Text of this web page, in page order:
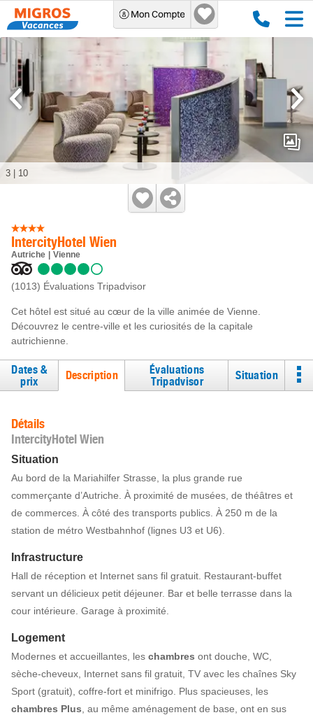
IntercityHotel Wien
Autriche Vienne
(1013) Évaluations Tripadvisor
Cet hôtel est situé au cœur de la ville animée de Vienne.
Découvrez le centre-ville et les curiosités de la capitale
autrichienne.
3 10
Dates &
prix
Description
Évaluations
Tripadvisor
Situation
Détails
IntercityHotel Wien
Situation
Au bord de la Mariahilfer Strasse, la plus grande rue
commerçante d’Autriche. À proximité de musées, de théâtres et
de commerces. À côté des transports publics. À 250 m de la
station de métro Westbahnhof (lignes U3 et U6).
Infrastructure
Hall de réception et Internet sans fil gratuit. Restaurant-buffet
servant un délicieux petit déjeuner. Bar et belle terrasse dans la
cour intérieure. Garage à proximité.
Logement
Modernes et accueillantes, les chambres ont douche, WC,
sèche-cheveux, Internet sans fil gratuit, TV avec les chaînes Sky
Sport (gratuit), coffre-fort et minifrigo. Plus spacieuses, les
chambres Plus , au même aménagement de base, ont en sus